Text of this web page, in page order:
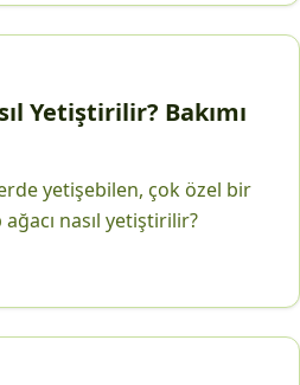
Yetiştirilir? Bakımı
yetişebilen, çok özel bir
nasıl yetiştirilir?